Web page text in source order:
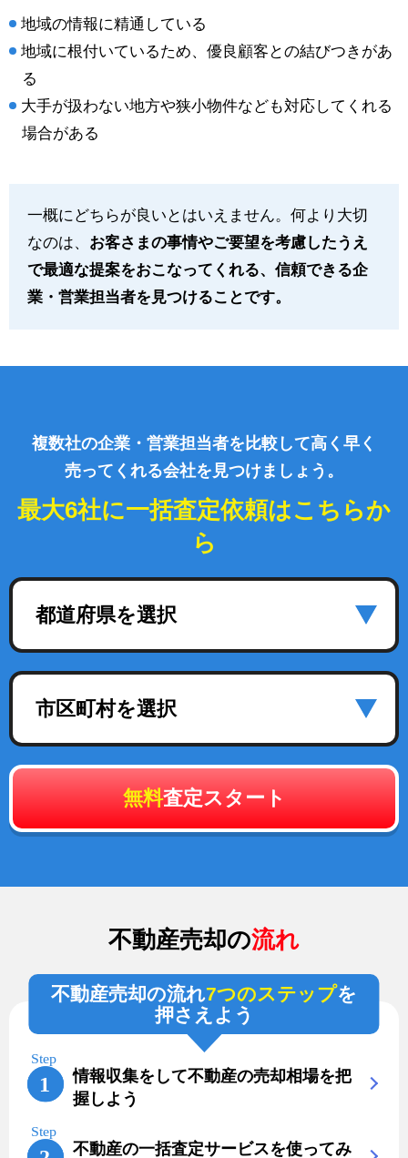
地域の情報に精通している
地域に根付いているため、優良顧客との結びつきがあ
る
大手が扱わない地方や狭小物件なども対応してくれる
場合がある
一概にどちらが良いとはいえません。何より大切
なのは、 お客さまの事情やご要望を考慮したうえ
で最適な提案をおこなってくれる、信頼できる企
業・営業担当者を見つけることです。
複数社の企業・営業担当者を比較して高く早く
売ってくれる会社を見つけましょう。
最大6社に一括査定依頼はこちらか
ら
都道府県を選択
市区町村を選択
無料査定スタート
不動産売却の流れ
不動産売却の流れ7つのステップを
押さえよう
情報収集をして不動産の売却相場を把
握しよう
不動産の一括査定サービスを使ってみ